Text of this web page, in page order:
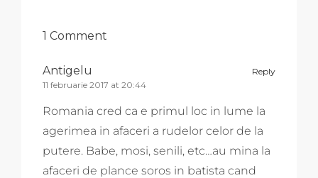
1 Comment
Reply
Antigelu
11 februarie 2017 at 20:44
Romania cred ca e primul loc in lume la
agerimea in afaceri a rudelor celor de la
putere. Babe, mosi, senili, etc…au mina la
afaceri de plance soros in batista cand